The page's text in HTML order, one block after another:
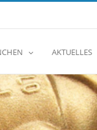
AKTUELLES